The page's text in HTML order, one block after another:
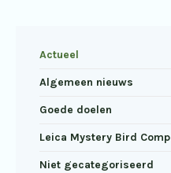
Actueel
Algemeen nieuws
Goede doelen
Leica Mystery Bird
Niet gecategoriseerd